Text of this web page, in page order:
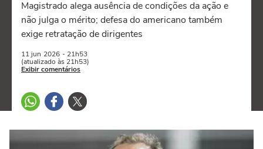
Magistrado alega ausência de condições da ação e
não julga o mérito; defesa do americano também
exige retratação de dirigentes
11 jun 2026 - 21h53
(atualizado às 21h53)
Exibir comentários